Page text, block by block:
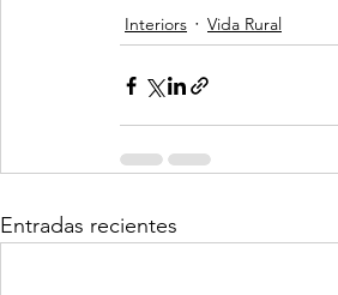
Interiors Vida Rural
Entradas recientes